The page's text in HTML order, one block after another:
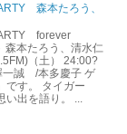
森本たろう、
forever
本たろう、清水仁
（土） 24:00?
一誠 /本多慶子 ゲ
です。 タイガー
い出を語り。 ...